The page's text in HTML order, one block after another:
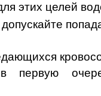
этих целей
первую